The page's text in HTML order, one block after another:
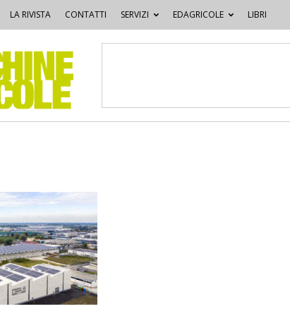
LA RIVISTA CONTATTI SERVIZI EDAGRICOLE LIBRI